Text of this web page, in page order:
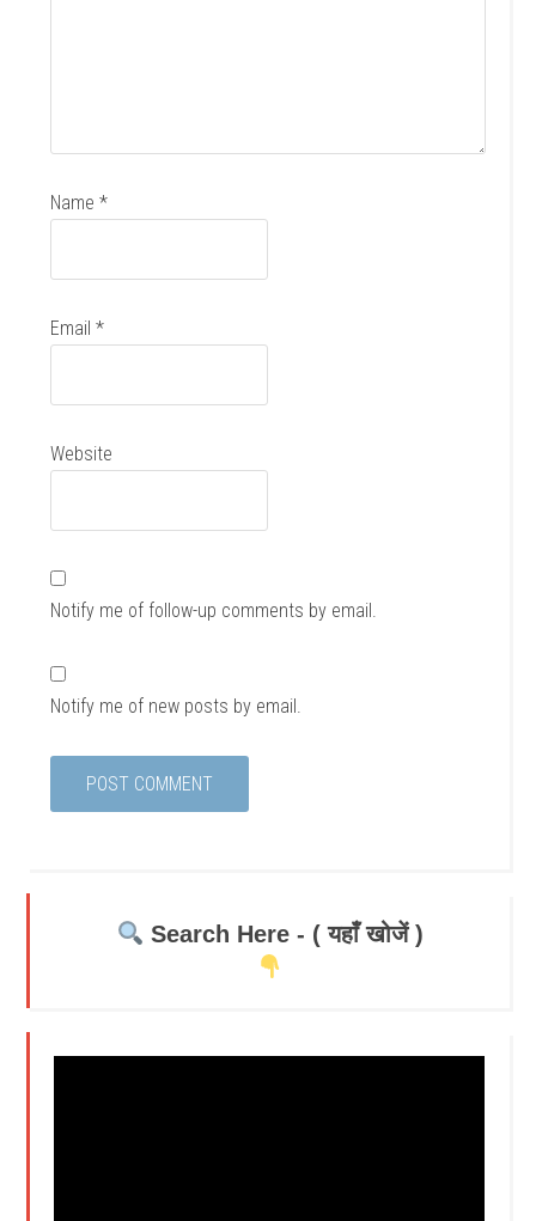
Name*
Email*
Website
Notify me of follow-up comments by email.
Notify me of new posts by email.
Search Here - ( यहाँ खोजें )